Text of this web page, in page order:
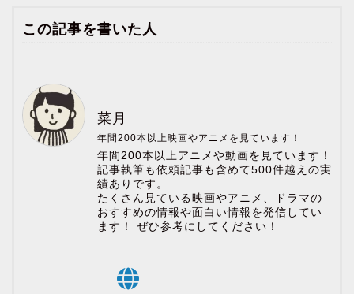
この記事を書いた人
菜月
年間200本以上映画やアニメを見ています！
年間200本以上アニメや動画を見ています！
記事執筆も依頼記事も含めて500件越えの実
績ありです。
たくさん見ている映画やアニメ、ドラマの
おすすめの情報や面白い情報を発信してい
ます！ ぜひ参考にしてください！